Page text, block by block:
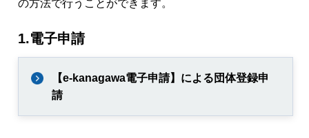
の方法で行うことができます。
1.電子申請
【e-kanagawa電子申請】による団体登録申
請